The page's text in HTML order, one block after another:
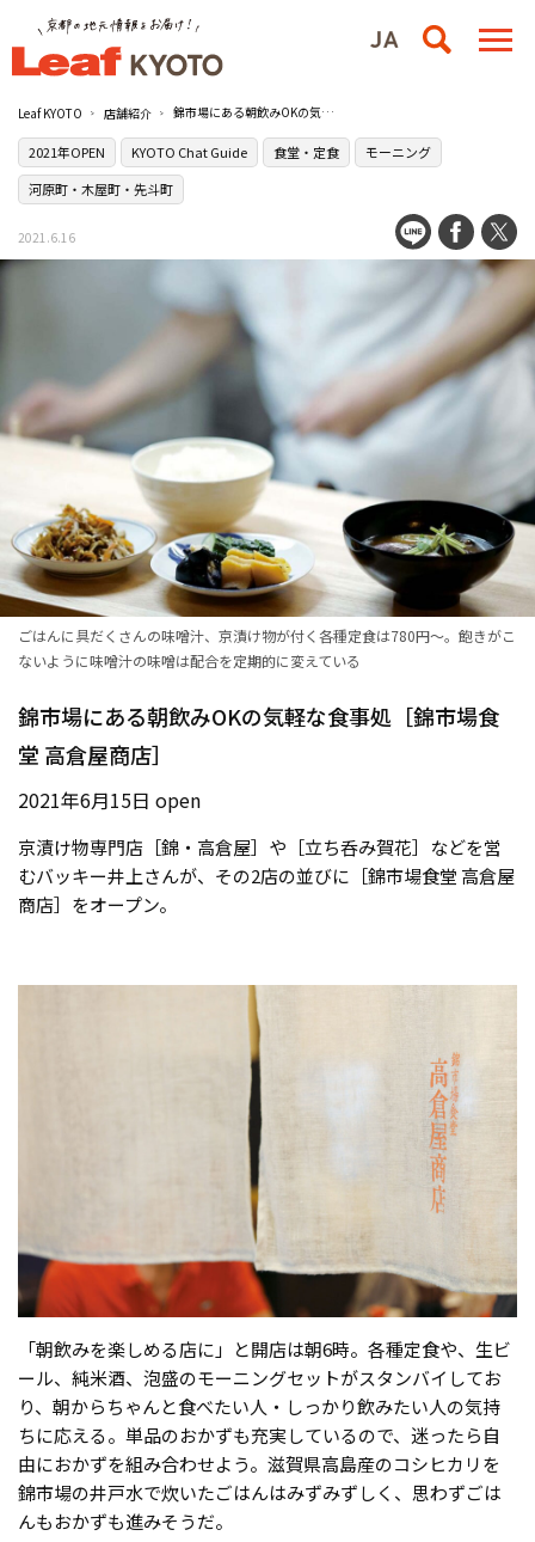
Leaf KYOTO 店舗紹介 錦市場にある朝飲みOKの気軽な食事処［錦市場食堂 高倉屋商店］
2021年OPEN KYOTO Chat Guide 食堂・定食
モーニング
河原町・木屋町・先斗町
2021.6.16
ごはんに具だくさんの味噌汁、京漬け物が付く各種定食は780円〜。飽きがこ
ないように味噌汁の味噌は配合を定期的に変えている
錦市場にある朝飲みOKの気軽な食事処［錦市場食
堂 高倉屋商店］
2021年6月15日 open
京漬け物専門店［錦・高倉屋］や［立ち呑み賀花］などを営
むバッキー井上さんが、その2店の並びに［錦市場食堂 高倉屋
商店］をオープン。
「朝飲みを楽しめる店に」と開店は朝6時。各種定食や、生ビ
ール、純米酒、泡盛のモーニングセットがスタンバイしてお
り、朝からちゃんと食べたい人・しっかり飲みたい人の気持
ちに応える。単品のおかずも充実しているので、迷ったら自
由におかずを組み合わせよう。滋賀県高島産のコシヒカリを
錦市場の井戸水で炊いたごはんはみずみずしく、思わずごは
んもおかずも進みそうだ。